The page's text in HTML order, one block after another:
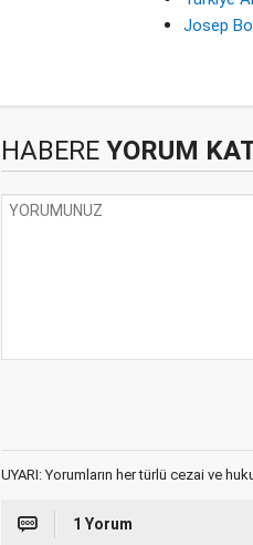
Josep
HABERE YORUM
UYARI: Yorumların her türlü cezai ve
1 Yorum